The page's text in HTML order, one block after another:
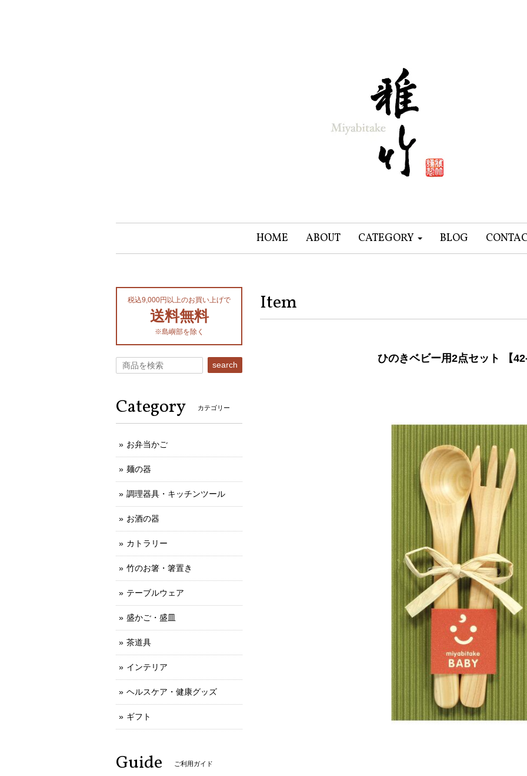
HOME ABOUT CATEGORY BLOG
Item
ひのきベビー用2点セット 【
税込9,000円以上のお買い上げで
送料無料
※島嶼部を除く
search
Category カテゴリー
お弁当かご
麺の器
調理器具・キッチンツール
お酒の器
カトラリー
竹のお箸・箸置き
テーブルウェア
盛かご・盛皿
茶道具
インテリア
ヘルスケア・健康グッズ
ギフト
Guide ご利用ガイド